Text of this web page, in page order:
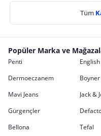
Tüm
Popüler Marka ve
Penti
Dermoeczanem
Boyner
Mavi Jeans
Jack &
Gürgençler
Bellona
Tefal